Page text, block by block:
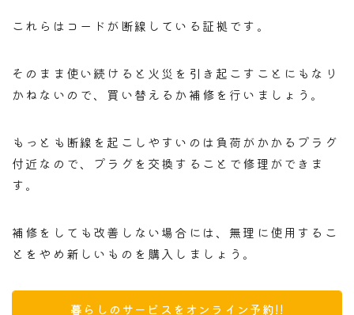
これらはコードが断線している証拠です。
そのまま使い続けると火災を引き起こすことにもなり
かねないので、買い替えるか補修を行いましょう。
もっとも断線を起こしやすいのは負荷がかかるプラグ
付近なので、プラグを交換することで修理ができま
す。
補修をしても改善しない場合には、無理に使用するこ
とをやめ新しいものを購入しましょう。
暮らしのサービスをオンライン予約!!